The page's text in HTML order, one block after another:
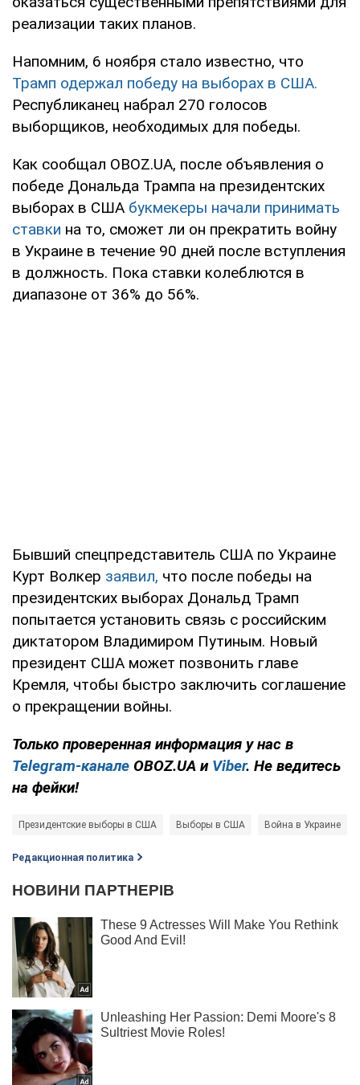
реализации таких планов.
Напомним, 6 ноября стало известно, что
Трамп одержал победу на выборах в США.
Республиканец набрал 270 голосов
выборщиков, необходимых для победы.
Как сообщал OBOZ.UA, после объявления о
победе Дональда Трампа на президентских
выборах в США букмекеры начали принимать
ставки на то, сможет ли он прекратить войну
в Украине в течение 90 дней после вступления
в должность. Пока ставки колеблются в
диапазоне от 36% до 56%.
Бывший спецпредставитель США по Украине
Курт Волкер заявил, что после победы на
президентских выборах Дональд Трамп
попытается установить связь с российским
диктатором Владимиром Путиным. Новый
президент США может позвонить главе
Кремля, чтобы быстро заключить соглашение
о прекращении войны.
Только проверенная информация у нас в
Telegram-канале OBOZ.UA и Viber. Не ведитесь
на фейки!
Президентские выборы в США Выборы в США Война в Украине
Редакционная политика